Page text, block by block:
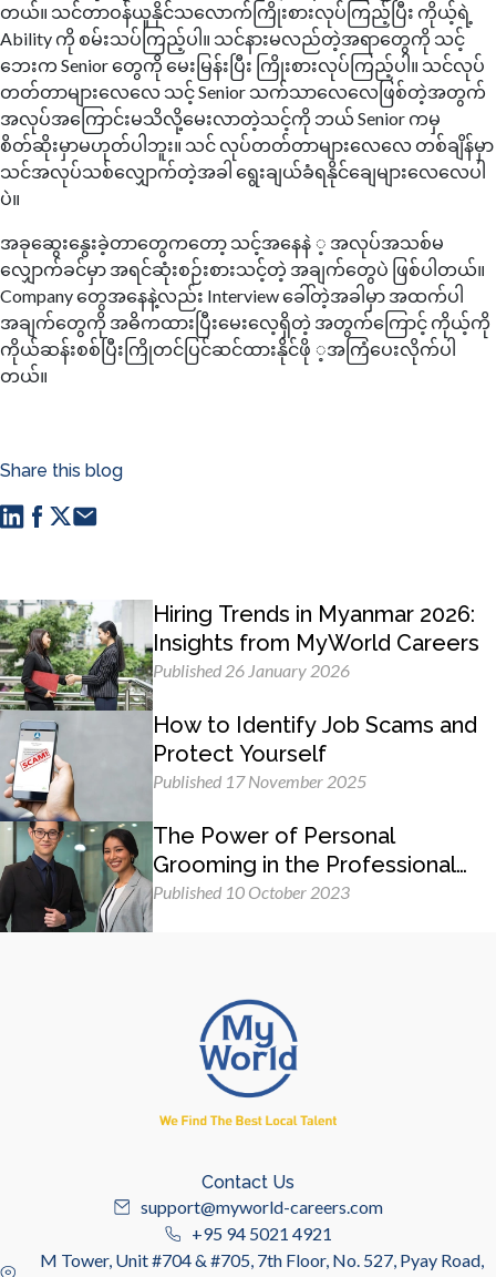
တယ်။ သင်တာဝန်ယူနိုင်သလောက်ကြိုးစားလုပ်ကြည့်ပြီး ကိုယ့်ရဲ့
Ability ကို စမ်းသပ်ကြည့်ပါ။ သင်နားမလည်တဲ့အရာတွေကို သင့်
ဘေးက Senior တွေကို မေးမြန်းပြီး ကြိုးစားလုပ်ကြည့်ပါ။ သင်လုပ်
တတ်တာများလေလေ သင့် Senior သက်သာလေလေဖြစ်တဲ့အတွက်
အလုပ်အကြောင်းမသိလို့မေးလာတဲ့သင့်ကို ဘယ် Senior ကမှ
စိတ်ဆိုးမှာမဟုတ်ပါဘူး။ သင် လုပ်တတ်တာများလေလေ တစ်ချိန်မှာ
သင်အလုပ်သစ်လျှောက်တဲ့အခါ ရွေးချယ်ခံရနိုင်ချေများလေလေပါ
ပဲ။
အခုဆွေးနွေးခဲ့တာတွေကတော့ သင့်အနေနဲ ့ အလုပ်အသစ်မ
လျှောက်ခင်မှာ အရင်ဆုံးစဉ်းစားသင့်တဲ့ အချက်တွေပဲ ဖြစ်ပါတယ်။
Company တွေအနေနဲ့လည်း Interview ခေါ်တဲ့အခါမှာ အထက်ပါ
အချက်တွေကို အဓိကထားပြီးမေးလေ့ရှိတဲ့ အတွက်ကြောင့် ကိုယ့်ကို
ကိုယ်ဆန်းစစ်ပြီးကြိုတင်ပြင်ဆင်ထားနိုင်ဖို ့အကြံပေးလိုက်ပါ
တယ်။
Share this blog
Hiring Trends in Myanmar 2026:
Insights from MyWorld Careers
Published 26 January 2026
How to Identify Job Scams and
Protect Yourself
Published 17 November 2025
The Power of Personal
Grooming in the Professional
Workplace
Published 10 October 2023
Contact Us
support@myworld-careers.com
+95 94 5021 4921
M Tower, Unit #704 & #705, 7th Floor, No. 527, Pyay Road,